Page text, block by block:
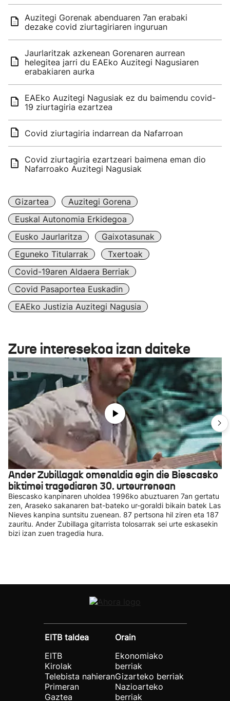
Auzitegi Gorenak abenduaren 7an erabaki
dezake covid ziurtagiriaren inguruan
Jaurlaritzak azkenean Gorenaren aurrean
helegitea jarri du EAEko Auzitegi Nagusiaren
erabakiaren aurka
EAEko Auzitegi Nagusiak ez du baimendu covid-
19 ziurtagiria ezartzea
Covid ziurtagiria indarrean da Nafarroan
Covid ziurtagiria ezartzeari baimena eman dio
Nafarroako Auzitegi Nagusiak
Gizartea
Auzitegi Gorena
Euskal Autonomia Erkidegoa
Eusko Jaurlaritza
Gaixotasunak
Eguneko Titularrak
Txertoak
Covid-19aren Aldaera Berriak
Covid Pasaportea Euskadin
EAEko Justizia Auzitegi Nagusia
Zure interesekoa izan daiteke
Ander Zubillagak omenaldia egin die Biescasko
biktimei tragediaren 30. urteurrenean
Biescasko kanpinaren uholdea 1996ko abuztuaren 7an gertatu
zen, Araseko sakanaren bat-bateko ur-goraldi bikain batek Las
Nieves kanpina suntsitu zuenean. 87 pertsona hil ziren eta 187
zauritu. Ander Zubillaga gitarrista tolosarrak sei urte eskasekin
bizi izan zuen tragedia hura.
EITB taldea
EITB
Kirolak
Telebista nahieran
Primeran
Gaztea
Orain
Ekonomiako
berriak
Gizarteko berriak
Nazioarteko
berriak